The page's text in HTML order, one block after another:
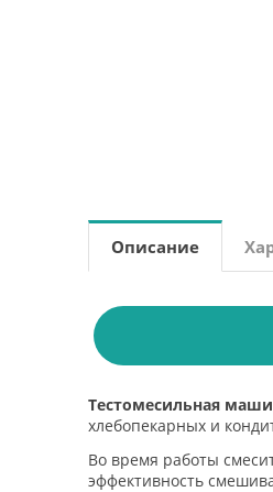
Описание
Тестомесильная
хлебопекарных и
Во время работы
эффективность